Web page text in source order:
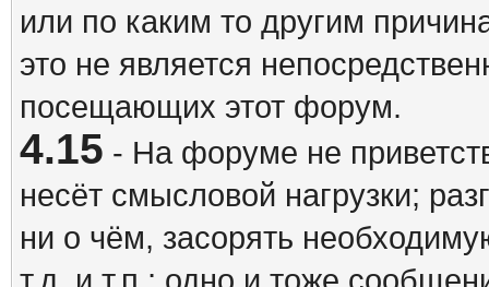
или по каким то другим
это не является
посещающих этот форум.
4.15 - На форуме не
несёт смысловой нагрузки;
ни о чём, засорять